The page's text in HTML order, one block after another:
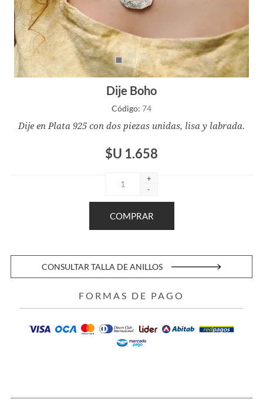
Dije Boho
Código: 74
Dije en Plata 925 con dos piezas unidas, lisa y labrada.
$U 1.658
+
-
CONSULTAR TALLA DE ANILLOS
FORMAS DE PAGO